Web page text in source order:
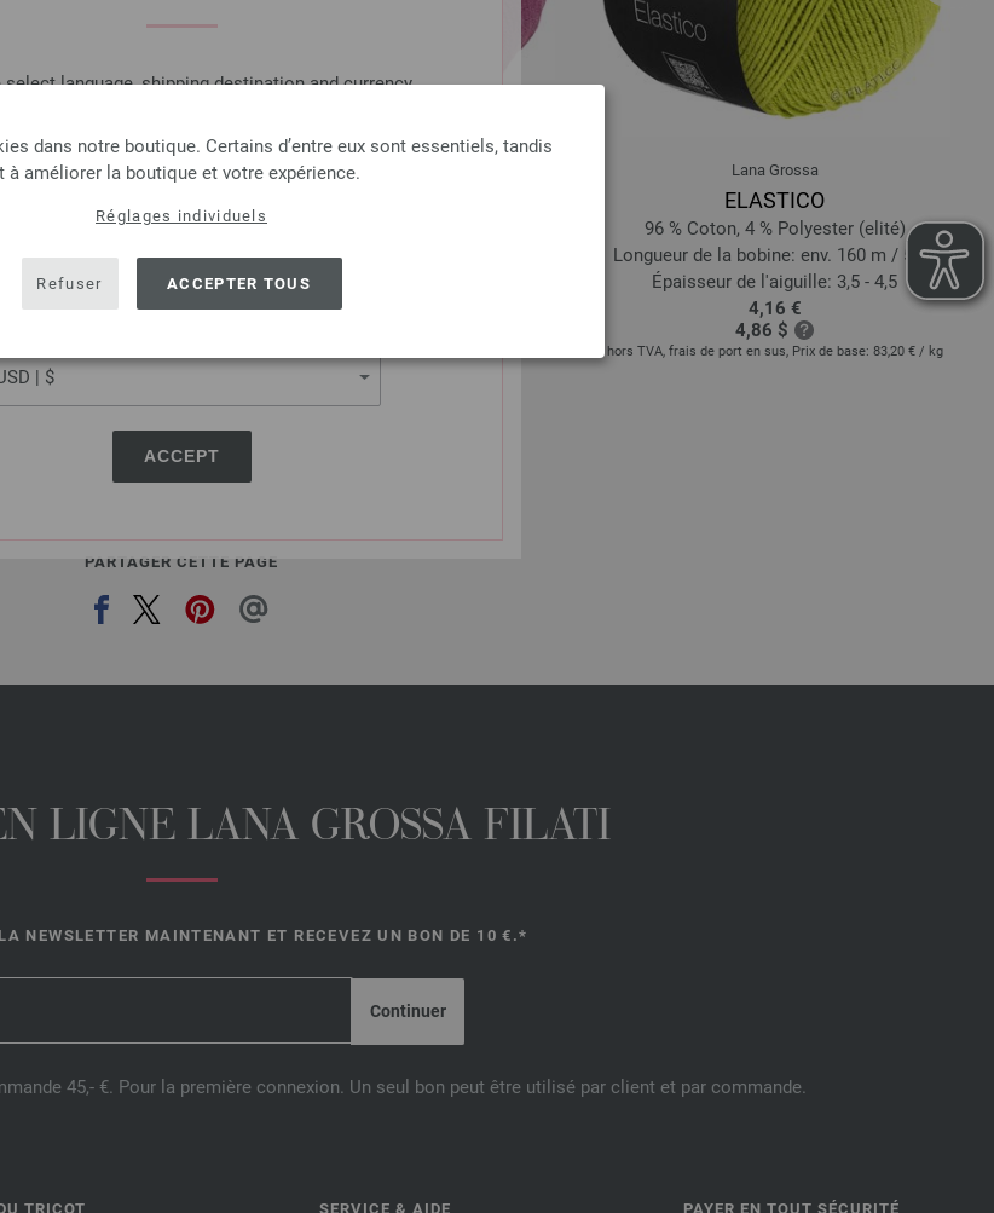
select language, shipping destination and currency.
USA - The United States of America
ACCEPT
dans notre boutique. Certains d’entre eux sont essentiels, tandis
à améliorer la boutique et votre expérience.
Réglages individuels
Refuser ACCEPTER TOUS
env. 220 m / 50 g
2,5 - 3
€
Lana Grossa
Longueur de la bobine: env. 120 m / 50 g
Épaisseur de l'aiguille: 3,5 - 4
3,70 € - 5,46 €
Lana Grossa
ELASTICO
96 % Coton, 4 % Polyester (elité)
Longueur de la bobine: env. 160 m / 50 g
Épaisseur de l'aiguille: 3,5 - 4,5
4,16 €
4,86 $
hors TVA, frais de port en sus, Prix de base: 83,20 € / kg
PARTAGER CETTE PAGE
LIGNE LANA GROSSA FILATI
NEWSLETTER MAINTENANT ET RECEVEZ UN BON DE 10 €.*
45,- €. Pour la première connexion. Un seul bon peut être utilisé par client et par commande.
TRICOT SERVICE & AIDE PAYER EN TOUT SÉCURITÉ